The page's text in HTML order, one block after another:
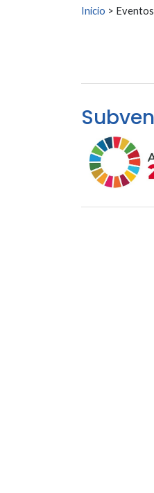
Buscar:
Inicio > Eventos